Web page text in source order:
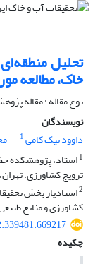
تحلیل
خاک، مطالعه
نوع مقاله : مقاله
نویسندگان
داوود نیک کامی1
1استاد، پژوهشکده
ترویج کشاورزی،
2استادیار بخش
کشاورزی و منابع
چکیده